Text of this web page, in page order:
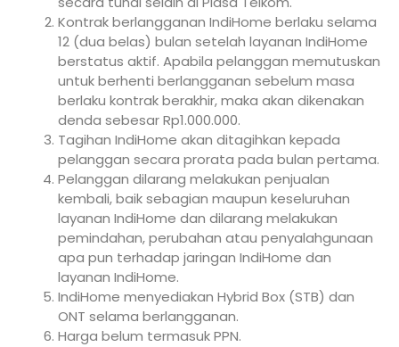
Kontrak berlangganan IndiHome berlaku selama
12 (dua belas) bulan setelah layanan IndiHome
berstatus aktif. Apabila pelanggan memutuskan
untuk berhenti berlangganan sebelum masa
berlaku kontrak berakhir, maka akan dikenakan
denda sebesar Rp1.000.000.
Tagihan IndiHome akan ditagihkan kepada
pelanggan secara prorata pada bulan pertama.
Pelanggan dilarang melakukan penjualan
kembali, baik sebagian maupun keseluruhan
layanan IndiHome dan dilarang melakukan
pemindahan, perubahan atau penyalahgunaan
apa pun terhadap jaringan IndiHome dan
layanan IndiHome.
IndiHome menyediakan Hybrid Box (STB) dan
ONT selama berlangganan.
Harga belum termasuk PPN.